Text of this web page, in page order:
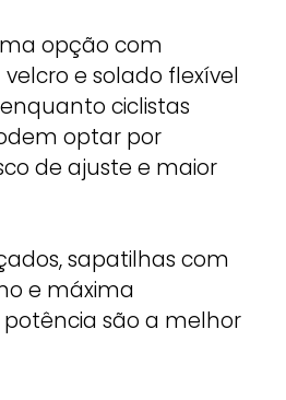
opção com
e solado flexível
ciclistas
optar por
de ajuste e maior
sapatilhas com
e máxima
são a melhor